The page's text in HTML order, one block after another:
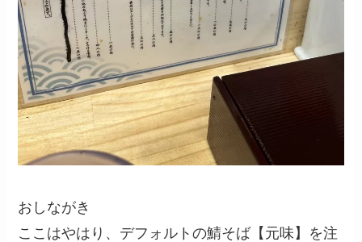
おしながき
ここはやはり、デフォルトの鯖そば【元味】を注